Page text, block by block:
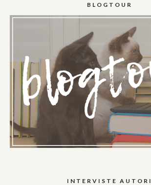
BLOGTOUR
INTERVISTE AUTORI